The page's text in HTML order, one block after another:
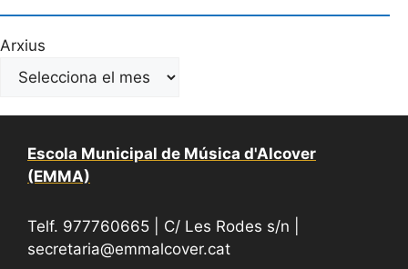
Arxius
Escola Municipal de Música d'Alcover
(EMMA)
Telf. 977760665 | C/ Les Rodes s/n |
secretaria@emmalcover.cat